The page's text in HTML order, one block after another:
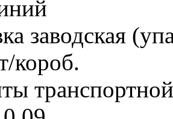
заводская
короб.